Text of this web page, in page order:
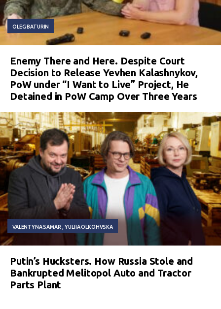
OLEG BATURIN
Enemy There and Here. Despite Court
Decision to Release Yevhen Kalashnykov,
PoW under “I Want to Live” Project, He
Detained in PoW Camp Over Three Years
VALENTYNA SAMAR YULIIA OLKOHVSKA
Putin’s Hucksters. How Russia Stole and
Bankrupted Melitopol Auto and Tractor
Parts Plant